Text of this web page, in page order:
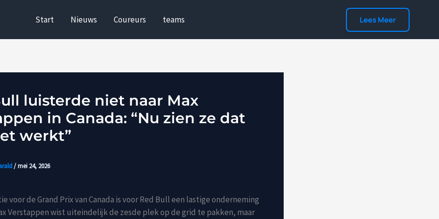
Start Nieuws Coureurs teams Lees Meer
luisterde niet naar Max
in Canada: “Nu zien ze dat
werkt”
/mei 24, 2026
voor de Grand Prix van Canada is voor Red Bull een lastige onderneming
Verstappen wist uiteindelijk de zesde plek op de grid te pakken, maar